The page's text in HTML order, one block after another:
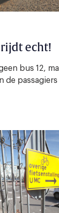
echt!
bus 12,
de